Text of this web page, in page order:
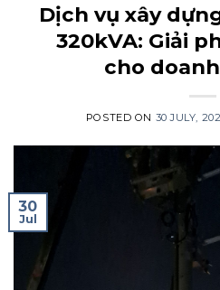
Dịch vụ xây
320kVA: Giải
cho
POSTED ON 30 JULY,
30
Jul